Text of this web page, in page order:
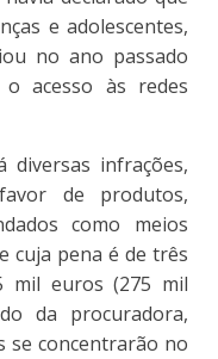
e adolescentes,
no ano passado
acesso às redes
diversas infrações,
de produtos,
como meios
cuja pena é de três
mil euros (275 mil
da procuradora,
se concentrarão no